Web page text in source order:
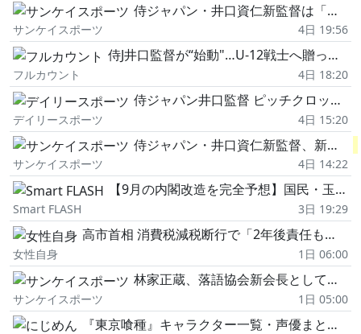
侍ジャパン・井口資仁新監督は「ピッチクロック」を歓迎 「国際基準に合わせてやっていかないと」
サンケイスポーツ 4日 19:56
侍J井口監督が“始動"…U-12戦士へ贈ったメッセージ 短期間で戦う集団になる極意
フルカウント 4日 18:20
侍ジャパン井口監督 ピッチクロック導入決定を歓迎「なるべく早く選手たちが野球以外のことを考えないようになってくれれば」8月中の
デイリースポーツ 4日 15:20
侍ジャパン・井口資仁新監督、新たな
サンケイスポーツ 4日 14:22
【9月の内閣改造を完全予想】国民・玉木氏と維新・馬場氏がまさかの大抜擢…クビになるのは林芳正氏と小野田紀美氏
Smart FLASH 3日 19:29
高市首相 消費税減税断行で「2年後責任もって元に戻す」に透ける“長期政権"計画…ネット唖然も、
女性自身 1日 06:00
林家正蔵、落語協会新会長として「夏の寄り合い」に出席 〝
サンケイスポーツ 1日 05:00
『東京喰種』キャラクター一覧・声優まとめ 金木研からクインクス班まで徹底紹介【2026年最新】